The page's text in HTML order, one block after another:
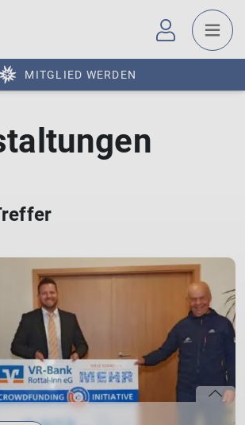
MITGLIED WERDEN